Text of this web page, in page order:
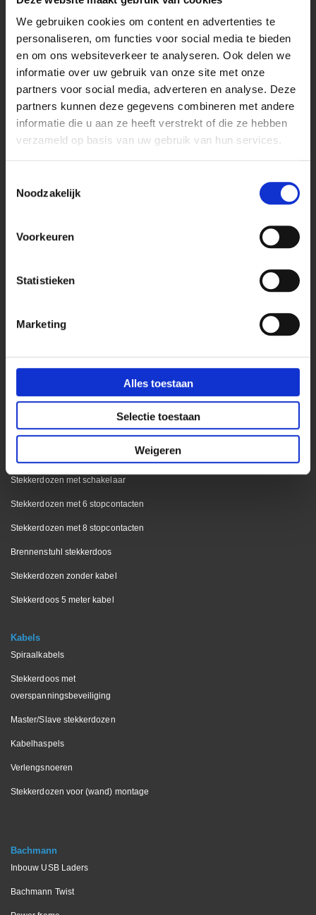
We gebruiken cookies om content en advertenties te
personaliseren, om functies voor social media te bieden
en om ons websiteverkeer te analyseren. Ook delen we
informatie over uw gebruik van onze site met onze
partners voor social media, adverteren en analyse. Deze
partners kunnen deze gegevens combineren met andere
informatie die u aan ze heeft verstrekt of die ze hebben
verzameld op basis van uw gebruik van hun services.
Noodzakelijk
Voorkeuren
Statistieken
Marketing
Alles toestaan
Selectie toestaan
Weigeren
Kantoor
Bekijk onze blog pagina
Stekkerdoos keukenblad
Stekkerdoos vergadertafels
Stekkerdoos met bureau klem
Keuken & Interieur
Digitel pop-up stekkerdoos
Design stekkerdozen
Thebo hoekstopcontacten
Stekkerdozen
Stekkerdozen met schakelaar
Stekkerdozen met 6 stopcontacten
Stekkerdozen met 8 stopcontacten
Brennenstuhl stekkerdoos
Stekkerdozen zonder kabel
Stekkerdoos 5 meter kabel
Kabels
Spiraalkabels
Stekkerdoos met
overspanningsbeveiliging
Master/Slave stekkerdozen
Kabelhaspels
Verlengsnoeren
Stekkerdozen voor (wand) montage
Bachmann
Inbouw USB Laders
Bachmann Twist